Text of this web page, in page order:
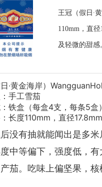
王冠（假日∙
110mm，直
及轻微的甜
∙黄金海岸）
手工雪茄
铁盒（每盒4支，每条5盒）
长度110mm，直径
没有抽就能闻出是多
中等偏下，强度低，
茄。吃味上偏坚果，